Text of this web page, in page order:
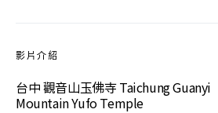
影片介紹
台中 觀音山玉佛寺 Taichung Guanyi
Mountain Yufo Temple